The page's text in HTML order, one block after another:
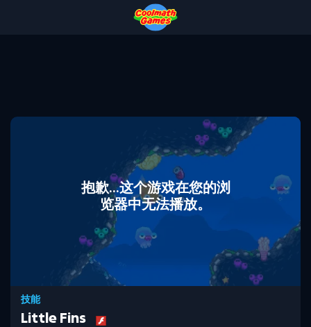
抱歉...这个游戏在您的浏
览器中无法播放。
技能
Little Fins